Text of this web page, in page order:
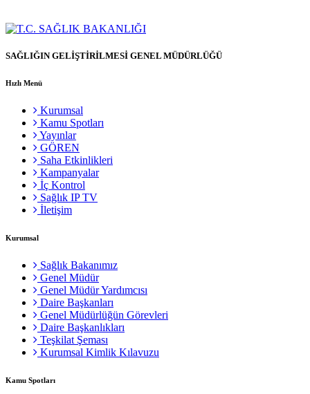
SAĞLIĞIN GELİŞTİRİLMESİ GENEL MÜDÜRLÜĞÜ
Hızlı Menü
Kurumsal
Kamu Spotları
Yayınlar
GÖREN
Saha Etkinlikleri
Kampanyalar
İç Kontrol
Sağlık IP TV
İletişim
Kurumsal
Sağlık Bakanımız
Genel Müdür
Genel Müdür Yardımcısı
Daire Başkanları
Genel Müdürlüğün Görevleri
Daire Başkanlıkları
Teşkilat Şeması
Kurumsal Kimlik Kılavuzu
Kamu Spotları